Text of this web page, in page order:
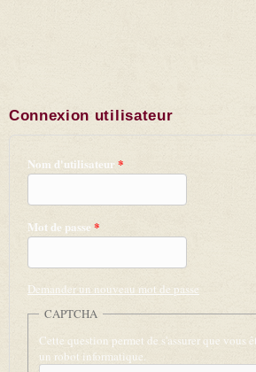
Connexion utilisateur
Nom d'utilisateur *
Mot de passe *
Demander un nouveau mot de passe
CAPTCHA
Cette question permet de s'assurer que vous
un robot informatique.